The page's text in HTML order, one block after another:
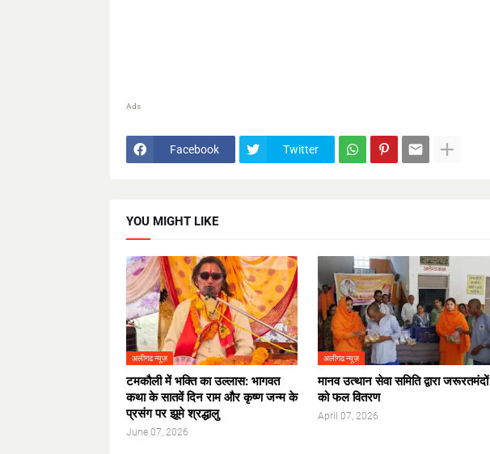
Ads
Facebook Twitter
YOU MIGHT LIKE
अलीगढ न्यूज़
टमकौली में भक्ति का उल्लास: भागवत
कथा के सातवें दिन राम और कृष्ण जन्म के
प्रसंग पर झूमे श्रद्धालु
June 07, 2026
अलीगढ न्यूज़
मानव उत्थान सेवा समिति द्वारा जरूरतमंदों
को फल वितरण
April 07, 2026